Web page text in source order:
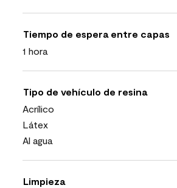
Tiempo de espera entre capas
1 hora
Tipo de vehículo de resina
Acrílico
Látex
Al agua
Limpieza